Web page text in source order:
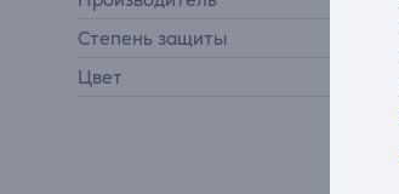
Степень защиты
Цвет